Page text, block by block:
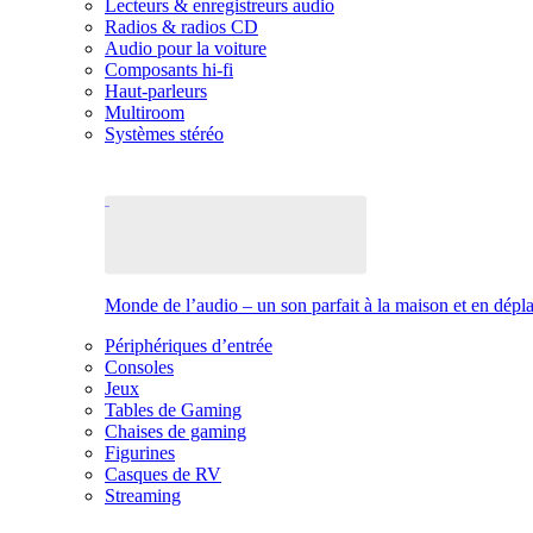
Lecteurs & enregistreurs audio
Radios & radios CD
Audio pour la voiture
Composants hi-fi
Haut-parleurs
Multiroom
Systèmes stéréo
Monde de l’audio – un son parfait à la maison et en
Périphériques d’entrée
Consoles
Jeux
Tables de Gaming
Chaises de gaming
Figurines
Casques de RV
Streaming